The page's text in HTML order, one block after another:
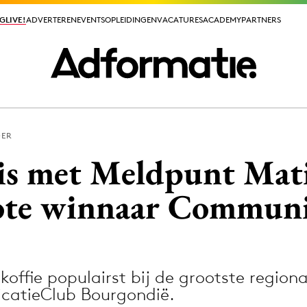
ADVERTERENEVENTSOPLEIDINGENVACATURESACADEMYPARTNERS
ADVERTERENEVENTSOPLEIDINGENVACATURESACADEMYPARTNERS
PR
met Meldpunt
winnaar
populairst bij de grootste
Bourgondië.